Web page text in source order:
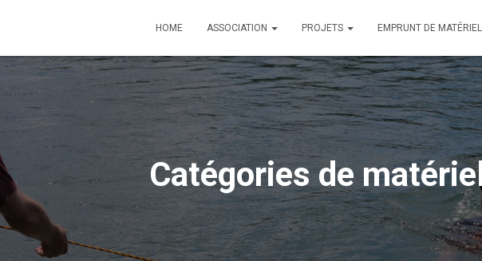
HOME ASSOCIATION PROJETS EMPRUNT DE MATÉRIEL
Catégories de